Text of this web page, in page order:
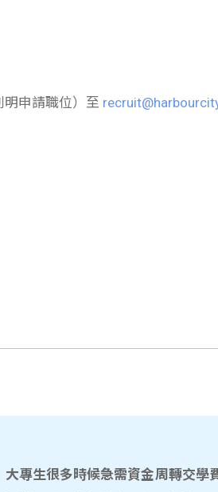
申請職位）至
大專生很多時候急需資金周轉交學